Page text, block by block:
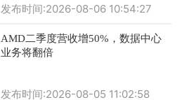
发布时间:2026-08-06 10:54:27
AMD二季度营收增50%，数据中心
业务将翻倍
发布时间:2026-08-05 11:02:58